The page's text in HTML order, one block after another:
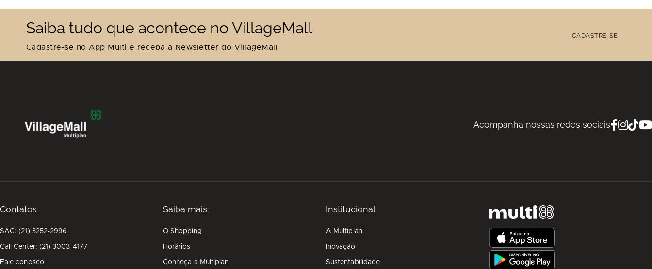
Saiba tudo que acontece no VillageMall
Cadastre-se no App Multi e receba a Newsletter do VillageMall
CADASTRE-SE
Acompanha nossas redes sociais
Contatos
SAC: (21) 3252-2996
Call Center: (21) 3003-4177
Fale conosco
Saiba mais:
O Shopping
Horários
Conheça a Multiplan
Institucional
A Multiplan
Inovação
Sustentabilidade